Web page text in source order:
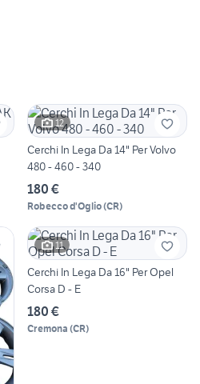
12
Cerchi In Lega Da 14" Per Volvo
480 - 460 - 340
180 €
Robecco d'Oglio(CR)
11
Cerchi In Lega Da 16" Per Opel
Corsa D - E
180 €
Cremona (CR)